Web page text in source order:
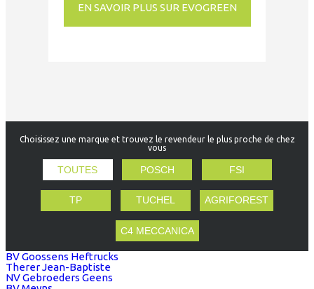
EN SAVOIR PLUS SUR EVOGREEN
Choisissez une marque et trouvez le revendeur le plus proche de chez
vous
TOUTES POSCH FSI
TP TUCHEL AGRIFOREST
C4 MECCANICA
BV Goossens Heftrucks
Therer Jean-Baptiste
NV Gebroeders Geens